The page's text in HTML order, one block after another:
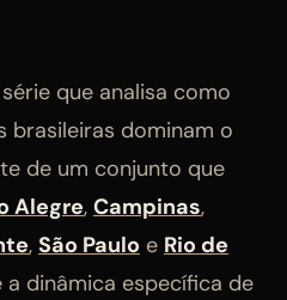
que analisa como
brasileiras dominam o
de um conjunto que
Alegre, Campinas,
, São Paulo e Rio de
a dinâmica específica de